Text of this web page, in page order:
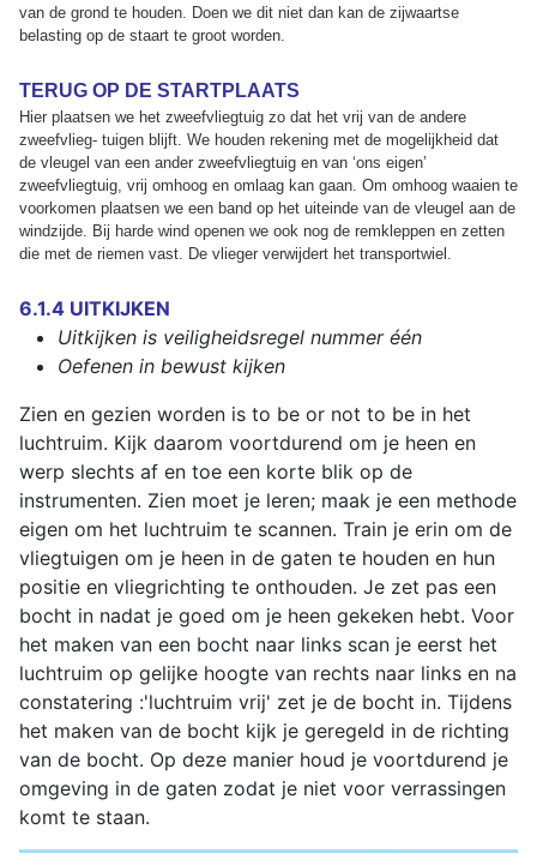
van de grond te houden. Doen we dit niet dan kan de zijwaartse
belasting op de staart te groot worden.
TERUG OP DE STARTPLAATS
Hier plaatsen we het zweefvliegtuig zo dat het vrij van de andere
zweefvlieg- tuigen blijft. We houden rekening met de mogelijkheid dat
de vleugel van een ander zweefvliegtuig en van ‘ons eigen’
zweefvliegtuig, vrij omhoog en omlaag kan gaan. Om omhoog waaien te
voorkomen plaatsen we een band op het uiteinde van de vleugel aan de
windzijde. Bij harde wind openen we ook nog de remkleppen en zetten
die met de riemen vast. De vlieger verwijdert het transportwiel.
6.1.4 UITKIJKEN
Uitkijken is veiligheidsregel nummer één
Oefenen in bewust kijken
Zien en gezien worden is to be or not to be in het
luchtruim. Kijk daarom voortdurend om je heen en
werp slechts af en toe een korte blik op de
instrumenten. Zien moet je leren; maak je een methode
eigen om het luchtruim te scannen. Train je erin om de
vliegtuigen om je heen in de gaten te houden en hun
positie en vliegrichting te onthouden. Je zet pas een
bocht in nadat je goed om je heen gekeken hebt. Voor
het maken van een bocht naar links scan je eerst het
luchtruim op gelijke hoogte van rechts naar links en na
constatering :'luchtruim vrij' zet je de bocht in. Tijdens
het maken van de bocht kijk je geregeld in de richting
van de bocht. Op deze manier houd je voortdurend je
omgeving in de gaten zodat je niet voor verrassingen
komt te staan.